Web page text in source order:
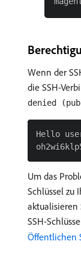
Wenn der
die SSH-
denied
Hello
Um das
Schlüssel zu
aktualisieren
SSH-
Öffentlichen